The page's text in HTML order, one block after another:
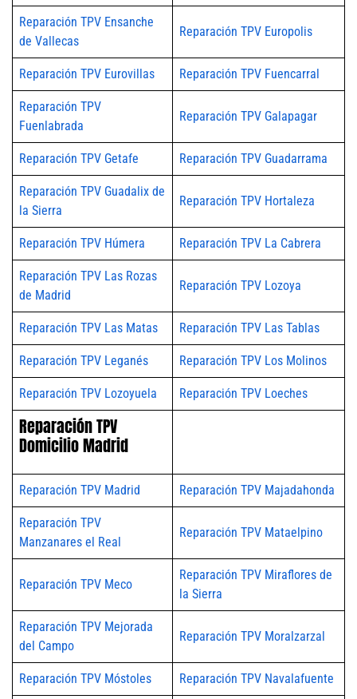
Reparación TPV Ensanche
de Vallecas
Reparación TPV Europolis
Reparación TPV Eurovillas Reparación TPV Fuencarral
Reparación TPV
Fuenlabrada
Reparación TPV Galapagar
Reparación TPV Getafe Reparación TPV Guadarrama
Reparación TPV Guadalix de
la Sierra
Reparación TPV Hortaleza
Reparación TPV Húmera Reparación TPV La Cabrera
Reparación TPV Las Rozas
de Madrid
Reparación TPV Lozoya
Reparación TPV Las Matas Reparación TPV Las Tablas
Reparación TPV Leganés Reparación TPV Los Molinos
Reparación TPV Lozoyuela Reparación TPV Loeches
Reparación TPV
Domicilio Madrid
Reparación TPV Madrid Reparación TPV Majadahonda
Reparación TPV
Manzanares el Real
Reparación TPV Mataelpino
Reparación TPV Meco
Reparación TPV Miraflores de
la Sierra
Reparación TPV Mejorada
del Campo
Reparación TPV Moralzarzal
Reparación TPV Móstoles Reparación TPV Navalafuente